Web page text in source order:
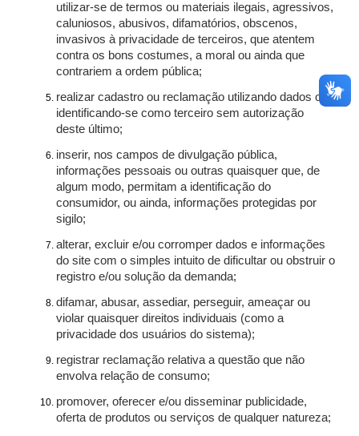
utilizar-se de termos ou materiais ilegais, agressivos,
caluniosos, abusivos, difamatórios, obscenos,
invasivos à privacidade de terceiros, que atentem
contra os bons costumes, a moral ou ainda que
contrariem a ordem pública;
realizar cadastro ou reclamação utilizando dados ou
identificando-se como terceiro sem autorização
deste último;
inserir, nos campos de divulgação pública,
informações pessoais ou outras quaisquer que, de
algum modo, permitam a identificação do
consumidor, ou ainda, informações protegidas por
sigilo;
alterar, excluir e/ou corromper dados e informações
do site com o simples intuito de dificultar ou obstruir o
registro e/ou solução da demanda;
difamar, abusar, assediar, perseguir, ameaçar ou
violar quaisquer direitos individuais (como a
privacidade dos usuários do sistema);
registrar reclamação relativa a questão que não
envolva relação de consumo;
promover, oferecer e/ou disseminar publicidade,
oferta de produtos ou serviços de qualquer natureza;